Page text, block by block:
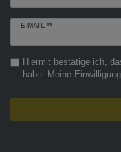
E-MAIL **
Newsletter
Hiermit bestätige ich,
habe. Meine